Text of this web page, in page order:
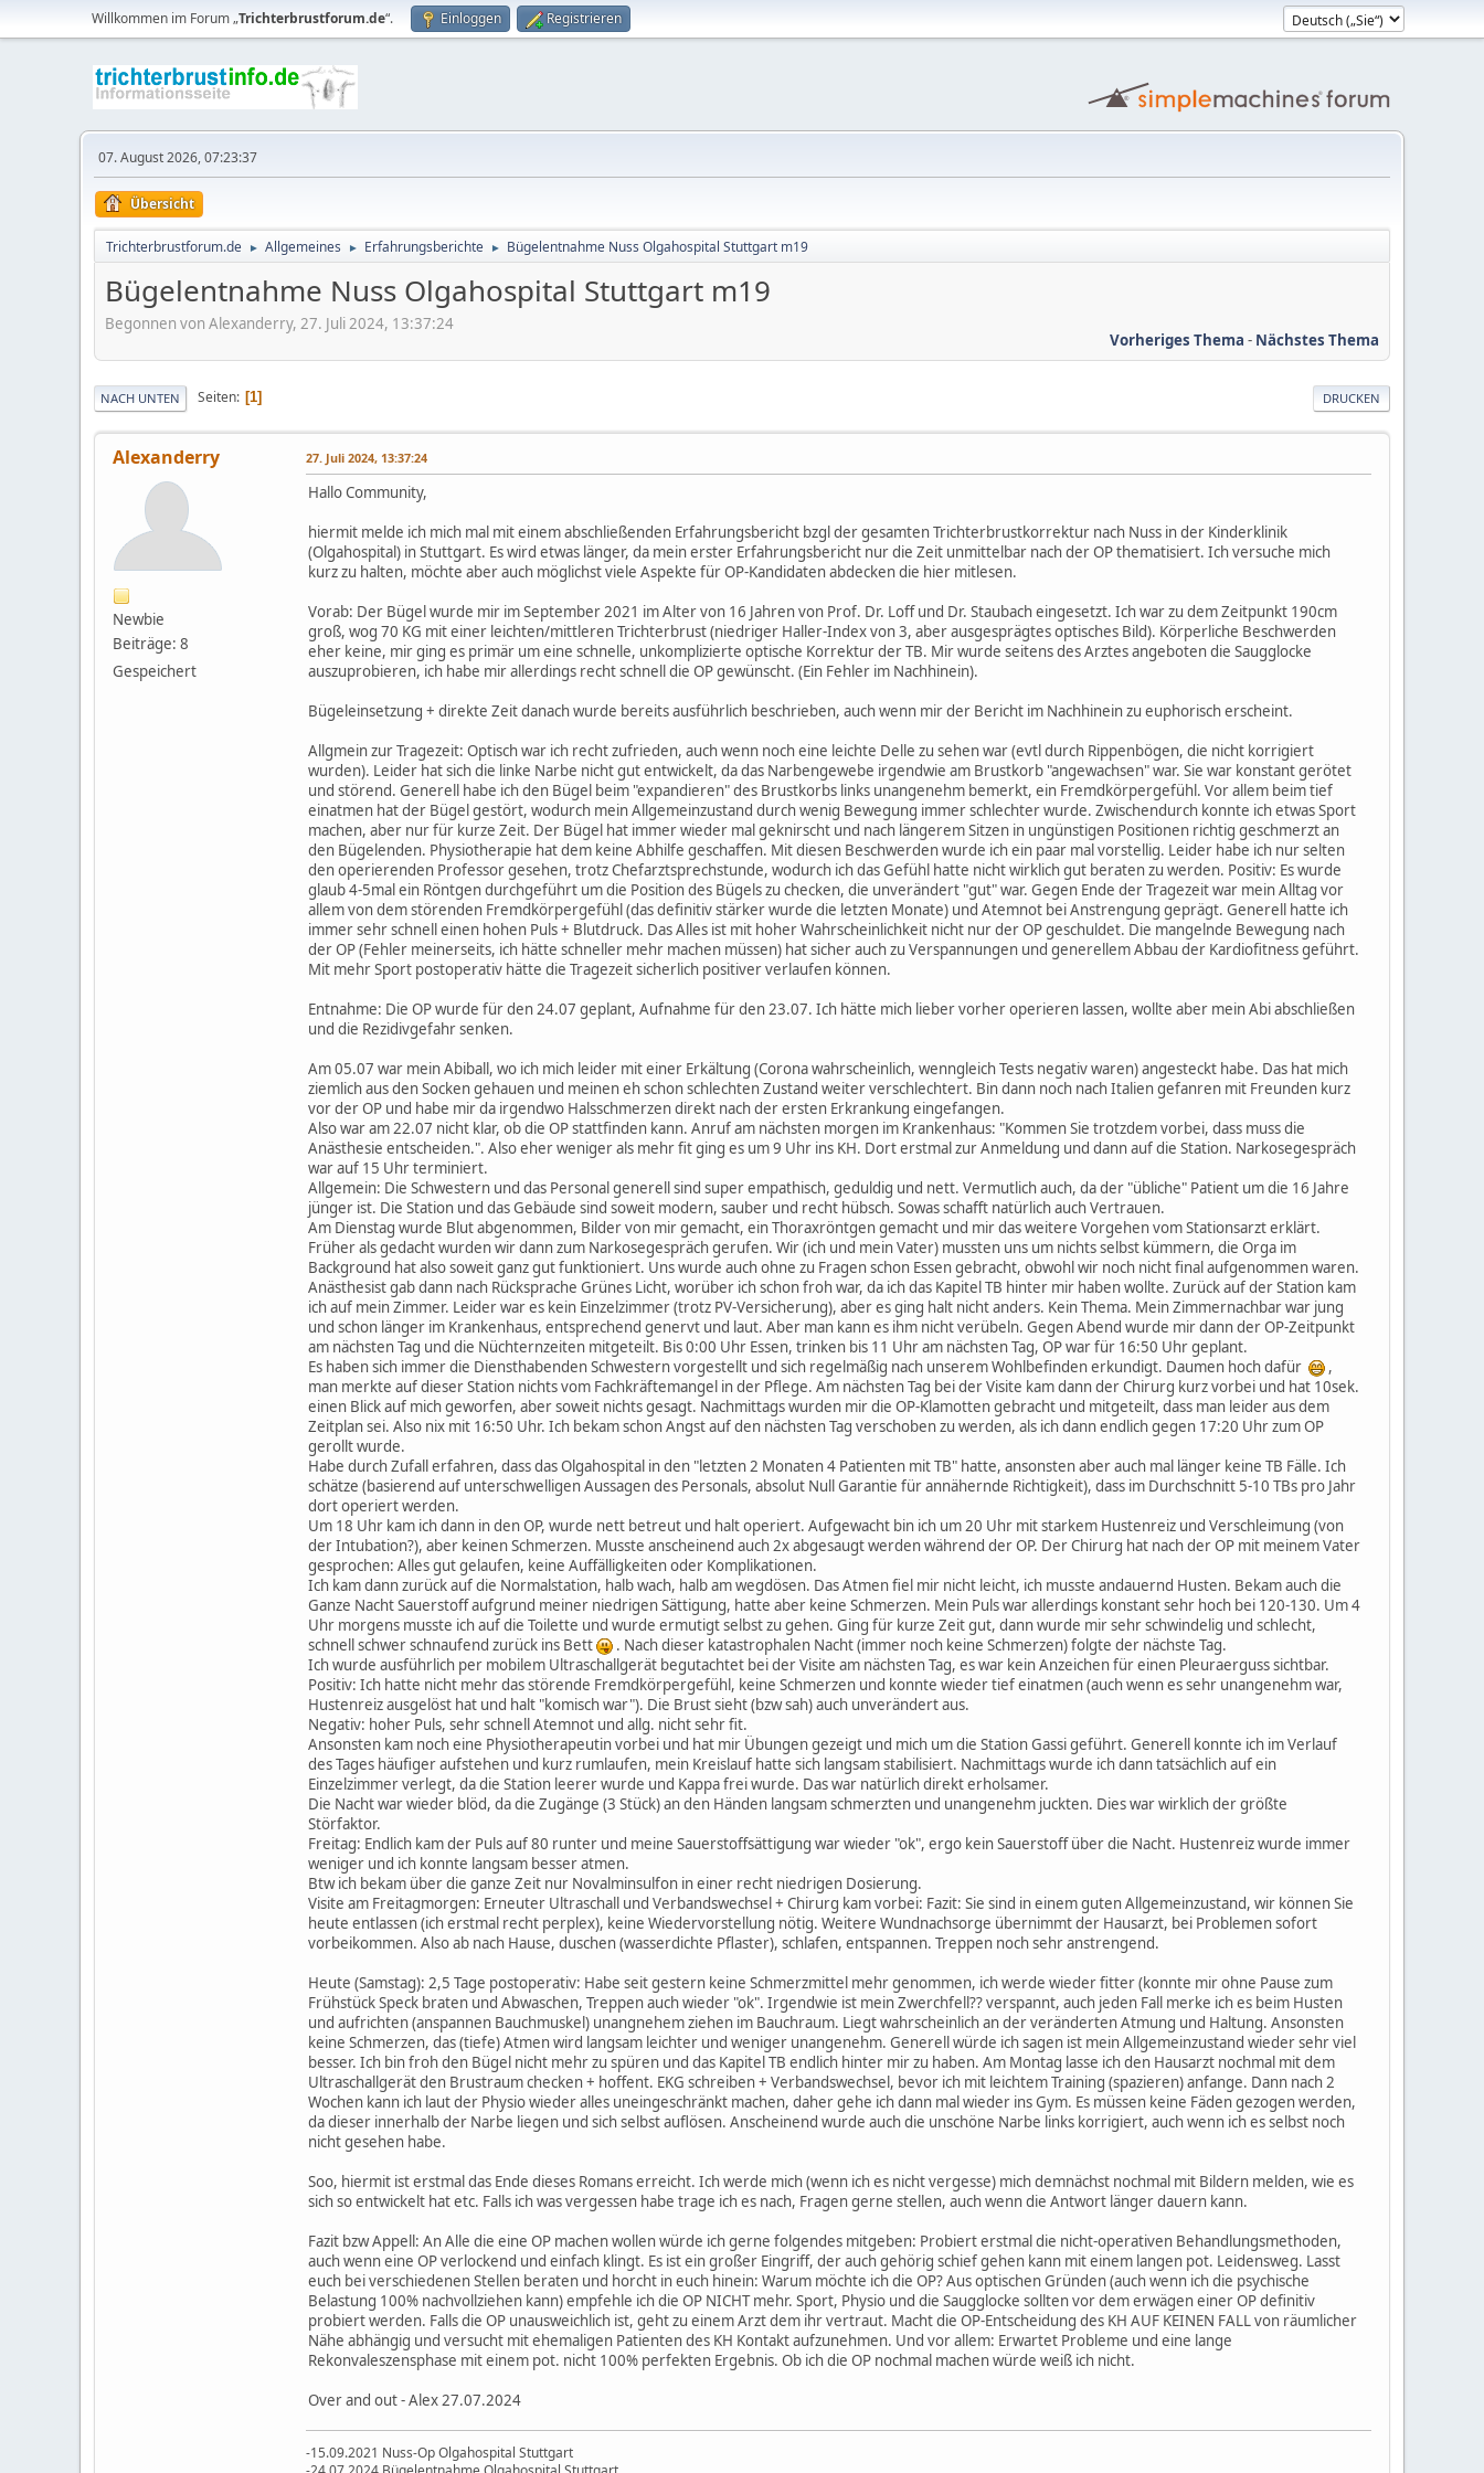
Willkommen im Forum „Trichterbrustforum.de“. Einloggen Registrieren
07. August 2026, 07:23:37
Übersicht
Trichterbrustforum.de ► Allgemeines ► Erfahrungsberichte ► Bügelentnahme Nuss Olgahospital Stuttgart m19
Bügelentnahme Nuss Olgahospital Stuttgart m19
Begonnen von Alexanderry, 27. Juli 2024, 13:37:24
Vorheriges Thema - Nächstes Thema
DRUCKEN
NACH UNTEN Seiten 1
Alexanderry
Newbie
Beiträge: 8
Gespeichert
27. Juli 2024, 13:37:24
Hallo Community,
hiermit melde ich mich mal mit einem abschließenden Erfahrungsbericht bzgl der gesamten Trichterbrustkorrektur nach Nuss in der Kinderklinik
(Olgahospital) in Stuttgart. Es wird etwas länger, da mein erster Erfahrungsbericht nur die Zeit unmittelbar nach der OP thematisiert. Ich versuche mich
kurz zu halten, möchte aber auch möglichst viele Aspekte für OP-Kandidaten abdecken die hier mitlesen.
Vorab: Der Bügel wurde mir im September 2021 im Alter von 16 Jahren von Prof. Dr. Loff und Dr. Staubach eingesetzt. Ich war zu dem Zeitpunkt 190cm
groß, wog 70 KG mit einer leichten/mittleren Trichterbrust (niedriger Haller-Index von 3, aber ausgesprägtes optisches Bild). Körperliche Beschwerden
eher keine, mir ging es primär um eine schnelle, unkomplizierte optische Korrektur der TB. Mir wurde seitens des Arztes angeboten die Saugglocke
auszuprobieren, ich habe mir allerdings recht schnell die OP gewünscht. (Ein Fehler im Nachhinein).
Bügeleinsetzung + direkte Zeit danach wurde bereits ausführlich beschrieben, auch wenn mir der Bericht im Nachhinein zu euphorisch erscheint.
Allgmein zur Tragezeit: Optisch war ich recht zufrieden, auch wenn noch eine leichte Delle zu sehen war (evtl durch Rippenbögen, die nicht korrigiert
wurden). Leider hat sich die linke Narbe nicht gut entwickelt, da das Narbengewebe irgendwie am Brustkorb "angewachsen" war. Sie war konstant gerötet
und störend. Generell habe ich den Bügel beim "expandieren" des Brustkorbs links unangenehm bemerkt, ein Fremdkörpergefühl. Vor allem beim tief
einatmen hat der Bügel gestört, wodurch mein Allgemeinzustand durch wenig Bewegung immer schlechter wurde. Zwischendurch konnte ich etwas Sport
machen, aber nur für kurze Zeit. Der Bügel hat immer wieder mal geknirscht und nach längerem Sitzen in ungünstigen Positionen richtig geschmerzt an
den Bügelenden. Physiotherapie hat dem keine Abhilfe geschaffen. Mit diesen Beschwerden wurde ich ein paar mal vorstellig. Leider habe ich nur selten
den operierenden Professor gesehen, trotz Chefarztsprechstunde, wodurch ich das Gefühl hatte nicht wirklich gut beraten zu werden. Positiv: Es wurde
glaub 4-5mal ein Röntgen durchgeführt um die Position des Bügels zu checken, die unverändert "gut" war. Gegen Ende der Tragezeit war mein Alltag vor
allem von dem störenden Fremdkörpergefühl (das definitiv stärker wurde die letzten Monate) und Atemnot bei Anstrengung geprägt. Generell hatte ich
immer sehr schnell einen hohen Puls + Blutdruck. Das Alles ist mit hoher Wahrscheinlichkeit nicht nur der OP geschuldet. Die mangelnde Bewegung nach
der OP (Fehler meinerseits, ich hätte schneller mehr machen müssen) hat sicher auch zu Verspannungen und generellem Abbau der Kardiofitness geführt.
Mit mehr Sport postoperativ hätte die Tragezeit sicherlich positiver verlaufen können.
Entnahme: Die OP wurde für den 24.07 geplant, Aufnahme für den 23.07. Ich hätte mich lieber vorher operieren lassen, wollte aber mein Abi abschließen
und die Rezidivgefahr senken.
Am 05.07 war mein Abiball, wo ich mich leider mit einer Erkältung (Corona wahrscheinlich, wenngleich Tests negativ waren) angesteckt habe. Das hat mich
ziemlich aus den Socken gehauen und meinen eh schon schlechten Zustand weiter verschlechtert. Bin dann noch nach Italien gefanren mit Freunden kurz
vor der OP und habe mir da irgendwo Halsschmerzen direkt nach der ersten Erkrankung eingefangen.
Also war am 22.07 nicht klar, ob die OP stattfinden kann. Anruf am nächsten morgen im Krankenhaus: "Kommen Sie trotzdem vorbei, dass muss die
Anästhesie entscheiden.". Also eher weniger als mehr fit ging es um 9 Uhr ins KH. Dort erstmal zur Anmeldung und dann auf die Station. Narkosegespräch
war auf 15 Uhr terminiert.
Allgemein: Die Schwestern und das Personal generell sind super empathisch, geduldig und nett. Vermutlich auch, da der "übliche" Patient um die 16 Jahre
jünger ist. Die Station und das Gebäude sind soweit modern, sauber und recht hübsch. Sowas schafft natürlich auch Vertrauen.
Am Dienstag wurde Blut abgenommen, Bilder von mir gemacht, ein Thoraxröntgen gemacht und mir das weitere Vorgehen vom Stationsarzt erklärt.
Früher als gedacht wurden wir dann zum Narkosegespräch gerufen. Wir (ich und mein Vater) mussten uns um nichts selbst kümmern, die Orga im
Background hat also soweit ganz gut funktioniert. Uns wurde auch ohne zu Fragen schon Essen gebracht, obwohl wir noch nicht final aufgenommen waren.
Anästhesist gab dann nach Rücksprache Grünes Licht, worüber ich schon froh war, da ich das Kapitel TB hinter mir haben wollte. Zurück auf der Station kam
ich auf mein Zimmer. Leider war es kein Einzelzimmer (trotz PV-Versicherung), aber es ging halt nicht anders. Kein Thema. Mein Zimmernachbar war jung
und schon länger im Krankenhaus, entsprechend genervt und laut. Aber man kann es ihm nicht verübeln. Gegen Abend wurde mir dann der OP-Zeitpunkt
am nächsten Tag und die Nüchternzeiten mitgeteilt. Bis 0:00 Uhr Essen, trinken bis 11 Uhr am nächsten Tag, OP war für 16:50 Uhr geplant.
Es haben sich immer die Diensthabenden Schwestern vorgestellt und sich regelmäßig nach unserem Wohlbefinden erkundigt. Daumen hoch dafür
,
man merkte auf dieser Station nichts vom Fachkräftemangel in der Pflege. Am nächsten Tag bei der Visite kam dann der Chirurg kurz vorbei und hat 10sek.
einen Blick auf mich geworfen, aber soweit nichts gesagt. Nachmittags wurden mir die OP-Klamotten gebracht und mitgeteilt, dass man leider aus dem
Zeitplan sei. Also nix mit 16:50 Uhr. Ich bekam schon Angst auf den nächsten Tag verschoben zu werden, als ich dann endlich gegen 17:20 Uhr zum OP
gerollt wurde.
Habe durch Zufall erfahren, dass das Olgahospital in den "letzten 2 Monaten 4 Patienten mit TB" hatte, ansonsten aber auch mal länger keine TB Fälle. Ich
schätze (basierend auf unterschwelligen Aussagen des Personals, absolut Null Garantie für annähernde Richtigkeit), dass im Durchschnitt 5-10 TBs pro Jahr
dort operiert werden.
Um 18 Uhr kam ich dann in den OP, wurde nett betreut und halt operiert. Aufgewacht bin ich um 20 Uhr mit starkem Hustenreiz und Verschleimung (von
der Intubation?), aber keinen Schmerzen. Musste anscheinend auch 2x abgesaugt werden während der OP. Der Chirurg hat nach der OP mit meinem Vater
gesprochen: Alles gut gelaufen, keine Auffälligkeiten oder Komplikationen.
Ich kam dann zurück auf die Normalstation, halb wach, halb am wegdösen. Das Atmen fiel mir nicht leicht, ich musste andauernd Husten. Bekam auch die
Ganze Nacht Sauerstoff aufgrund meiner niedrigen Sättigung, hatte aber keine Schmerzen. Mein Puls war allerdings konstant sehr hoch bei 120-130. Um 4
Uhr morgens musste ich auf die Toilette und wurde ermutigt selbst zu gehen. Ging für kurze Zeit gut, dann wurde mir sehr schwindelig und schlecht,
schnell schwer schnaufend zurück ins Bett
. Nach dieser katastrophalen Nacht (immer noch keine Schmerzen) folgte der nächste Tag.
Ich wurde ausführlich per mobilem Ultraschallgerät begutachtet bei der Visite am nächsten Tag, es war kein Anzeichen für einen Pleuraerguss sichtbar.
Positiv: Ich hatte nicht mehr das störende Fremdkörpergefühl, keine Schmerzen und konnte wieder tief einatmen (auch wenn es sehr unangenehm war,
Hustenreiz ausgelöst hat und halt "komisch war"). Die Brust sieht (bzw sah) auch unverändert aus.
Negativ: hoher Puls, sehr schnell Atemnot und allg. nicht sehr fit.
Ansonsten kam noch eine Physiotherapeutin vorbei und hat mir Übungen gezeigt und mich um die Station Gassi geführt. Generell konnte ich im Verlauf
des Tages häufiger aufstehen und kurz rumlaufen, mein Kreislauf hatte sich langsam stabilisiert. Nachmittags wurde ich dann tatsächlich auf ein
Einzelzimmer verlegt, da die Station leerer wurde und Kappa frei wurde. Das war natürlich direkt erholsamer.
Die Nacht war wieder blöd, da die Zugänge (3 Stück) an den Händen langsam schmerzten und unangenehm juckten. Dies war wirklich der größte
Störfaktor.
Freitag: Endlich kam der Puls auf 80 runter und meine Sauerstoffsättigung war wieder "ok", ergo kein Sauerstoff über die Nacht. Hustenreiz wurde immer
weniger und ich konnte langsam besser atmen.
Btw ich bekam über die ganze Zeit nur Novalminsulfon in einer recht niedrigen Dosierung.
Visite am Freitagmorgen: Erneuter Ultraschall und Verbandswechsel + Chirurg kam vorbei: Fazit: Sie sind in einem guten Allgemeinzustand, wir können Sie
heute entlassen (ich erstmal recht perplex), keine Wiedervorstellung nötig. Weitere Wundnachsorge übernimmt der Hausarzt, bei Problemen sofort
vorbeikommen. Also ab nach Hause, duschen (wasserdichte Pflaster), schlafen, entspannen. Treppen noch sehr anstrengend.
Heute (Samstag): 2,5 Tage postoperativ: Habe seit gestern keine Schmerzmittel mehr genommen, ich werde wieder fitter (konnte mir ohne Pause zum
Frühstück Speck braten und Abwaschen, Treppen auch wieder "ok". Irgendwie ist mein Zwerchfell?? verspannt, auch jeden Fall merke ich es beim Husten
und aufrichten (anspannen Bauchmuskel) unangnehem ziehen im Bauchraum. Liegt wahrscheinlich an der veränderten Atmung und Haltung. Ansonsten
keine Schmerzen, das (tiefe) Atmen wird langsam leichter und weniger unangenehm. Generell würde ich sagen ist mein Allgemeinzustand wieder sehr viel
besser. Ich bin froh den Bügel nicht mehr zu spüren und das Kapitel TB endlich hinter mir zu haben. Am Montag lasse ich den Hausarzt nochmal mit dem
Ultraschallgerät den Brustraum checken + hoffent. EKG schreiben + Verbandswechsel, bevor ich mit leichtem Training (spazieren) anfange. Dann nach 2
Wochen kann ich laut der Physio wieder alles uneingeschränkt machen, daher gehe ich dann mal wieder ins Gym. Es müssen keine Fäden gezogen werden,
da dieser innerhalb der Narbe liegen und sich selbst auflösen. Anscheinend wurde auch die unschöne Narbe links korrigiert, auch wenn ich es selbst noch
nicht gesehen habe.
Soo, hiermit ist erstmal das Ende dieses Romans erreicht. Ich werde mich (wenn ich es nicht vergesse) mich demnächst nochmal mit Bildern melden, wie es
sich so entwickelt hat etc. Falls ich was vergessen habe trage ich es nach, Fragen gerne stellen, auch wenn die Antwort länger dauern kann.
Fazit bzw Appell: An Alle die eine OP machen wollen würde ich gerne folgendes mitgeben: Probiert erstmal die nicht-operativen Behandlungsmethoden,
auch wenn eine OP verlockend und einfach klingt. Es ist ein großer Eingriff, der auch gehörig schief gehen kann mit einem langen pot. Leidensweg. Lasst
euch bei verschiedenen Stellen beraten und horcht in euch hinein: Warum möchte ich die OP? Aus optischen Gründen (auch wenn ich die psychische
Belastung 100% nachvollziehen kann) empfehle ich die OP NICHT mehr. Sport, Physio und die Saugglocke sollten vor dem erwägen einer OP definitiv
probiert werden. Falls die OP unausweichlich ist, geht zu einem Arzt dem ihr vertraut. Macht die OP-Entscheidung des KH AUF KEINEN FALL von räumlicher
Nähe abhängig und versucht mit ehemaligen Patienten des KH Kontakt aufzunehmen. Und vor allem: Erwartet Probleme und eine lange
Rekonvaleszensphase mit einem pot. nicht 100% perfekten Ergebnis. Ob ich die OP nochmal machen würde weiß ich nicht.
Over and out - Alex 27.07.2024
-15.09.2021 Nuss-Op Olgahospital Stuttgart